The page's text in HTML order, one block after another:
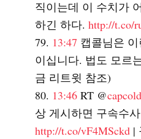
직이는데 이 수치가
하긴 하다. http://t.co/
13:47 캡콜님은
이십니다. 법도 모르
금 리트윗 참조)
13:46 RT @capcold
상 게시하면 구속수
http://t.co/vF4MSckd |